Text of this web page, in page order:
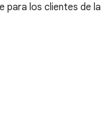
para los clientes de la